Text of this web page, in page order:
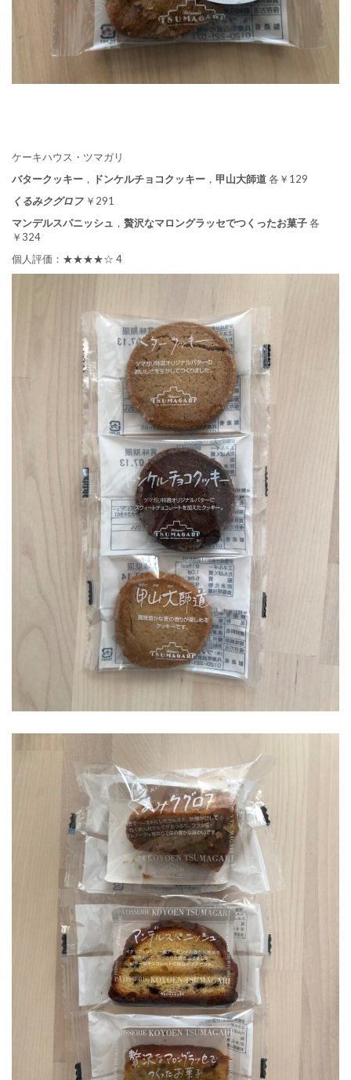
ケーキハウス・ツマガリ
バタークッキー ， ドンケルチョコクッキー ， 甲山大師道各￥129
くるみクグロフ￥291
マンデルスパニッシュ ， 贅沢なマロングラッセでつくったお菓子各
￥324
個人評価：★★★★☆ 4